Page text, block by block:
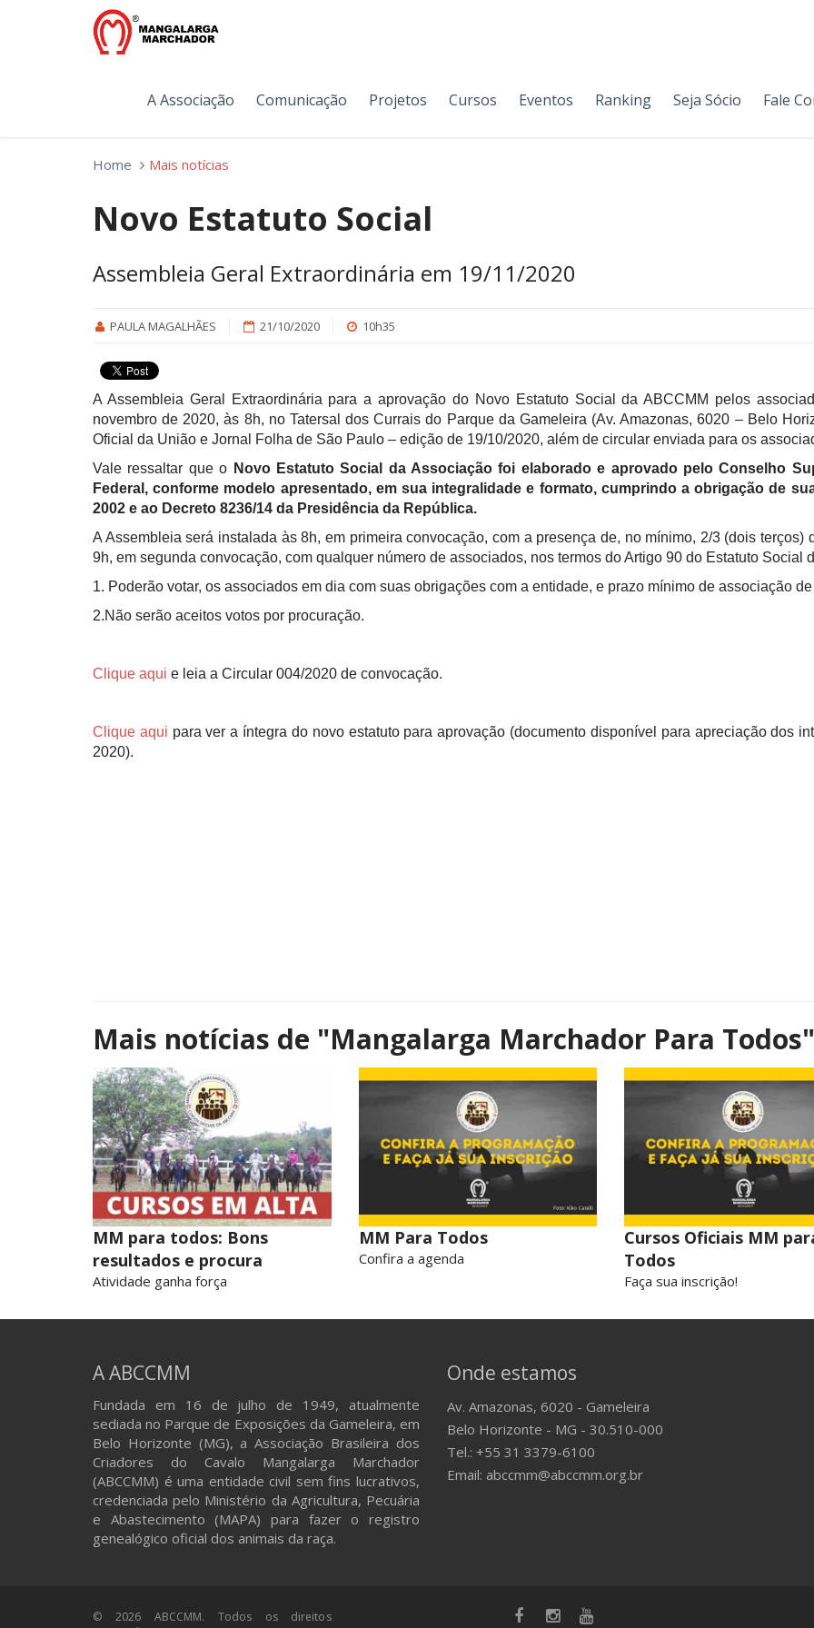
A Associação Comunicação Projetos Cursos Eventos Ranking Seja Sócio Fale
Home Mais notícias
Novo Estatuto Social
Assembleia Geral Extraordinária em 19/11/2020
PAULA MAGALHÃES 21/10/2020 10h35
A Assembleia Geral Extraordinária para a aprovação do Novo Estatuto Social da ABCCMM pelos
novembro de 2020, às 8h, no Tatersal dos Currais do Parque da Gameleira (Av. Amazonas, 6020 – Belo
Oficial da União e Jornal Folha de São Paulo – edição de 19/10/2020, além de circular enviada para os
Vale ressaltar que o Novo Estatuto Social da Associação foi elaborado e aprovado pelo Conselho
Federal, conforme modelo apresentado, em sua integralidade e formato, cumprindo a obrigação de
2002 e ao Decreto 8236/14 da Presidência da República.
A Assembleia será instalada às 8h, em primeira convocação, com a presença de, no mínimo, 2/3 (dois
9h, em segunda convocação, com qualquer número de associados, nos termos do Artigo 90 do Estatuto Social
1. Poderão votar, os associados em dia com suas obrigações com a entidade, e prazo mínimo de associação
2.Não serão aceitos votos por procuração.
Clique aqui e leia a Circular 004/2020 de convocação.
Clique aqui para ver a íntegra do novo estatuto para aprovação (documento disponível para apreciação dos
2020).
Mais notícias de "Mangalarga Marchador Para Todos"
MM para todos: Bons
resultados e procura
Atividade ganha força
MM Para Todos
Confira a agenda
Cursos Oficiais MM
Todos
Faça sua inscrição!
A ABCCMM
Fundada em 16 de julho de 1949, atualmente
sediada no Parque de Exposições da Gameleira, em
Belo Horizonte (MG), a Associação Brasileira dos
Criadores do Cavalo Mangalarga Marchador
(ABCCMM) é uma entidade civil sem fins lucrativos,
credenciada pelo Ministério da Agricultura, Pecuária
e Abastecimento (MAPA) para fazer o registro
genealógico oficial dos animais da raça.
Onde estamos
Av. Amazonas, 6020 - Gameleira
Belo Horizonte - MG - 30.510-000
Tel.: +55 31 3379-6100
Email: abccmm@abccmm.org.br
© 2026 ABCCMM. Todos os direitos